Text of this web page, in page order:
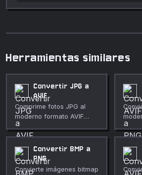
Herramientas similares
Convertir JPG a
AVIF
Comprime fotos JPG al
moderno formato AVIF
para obtener archivos
mucho más pequeños.
sin
en tu
Convertir BMP a
PNG
Convierte imágenes bitmap